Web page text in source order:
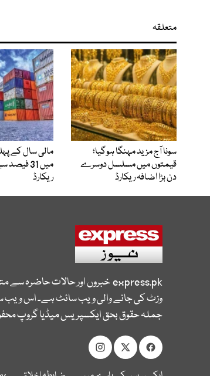
متعلقہ
سونا آج مزید مہنگا ہوگیا؛
قیمتوں میں مسلسل دوسرے
دن بڑا اضافہ ریکارڈ
مالی سال کے
میں 31
ریکارڈ
express.pkخبروں اور حالات حاضرہ سے
وزٹ کی جانے والی ویب سائٹ ہے۔ اس ویب
جملہ حقوق بحق ایکسپریس میڈیا گروپ